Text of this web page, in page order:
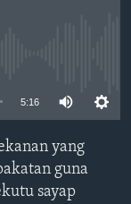
5:16
yang
guna
sayap